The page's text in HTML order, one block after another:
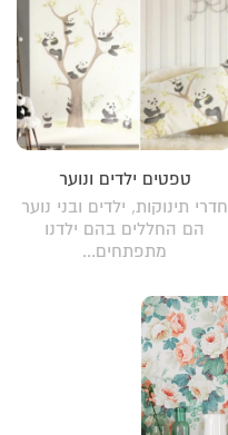
טפטים ילדים ונוער
חדרי תינוקות, ילדים ובני נוער
הם החללים בהם ילדנו
מתפתחים...